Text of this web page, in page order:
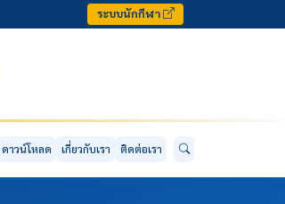
ระบบนักกีฬา
ดาวน์โหลด เกี่ยวกับเรา ติดต่อเรา